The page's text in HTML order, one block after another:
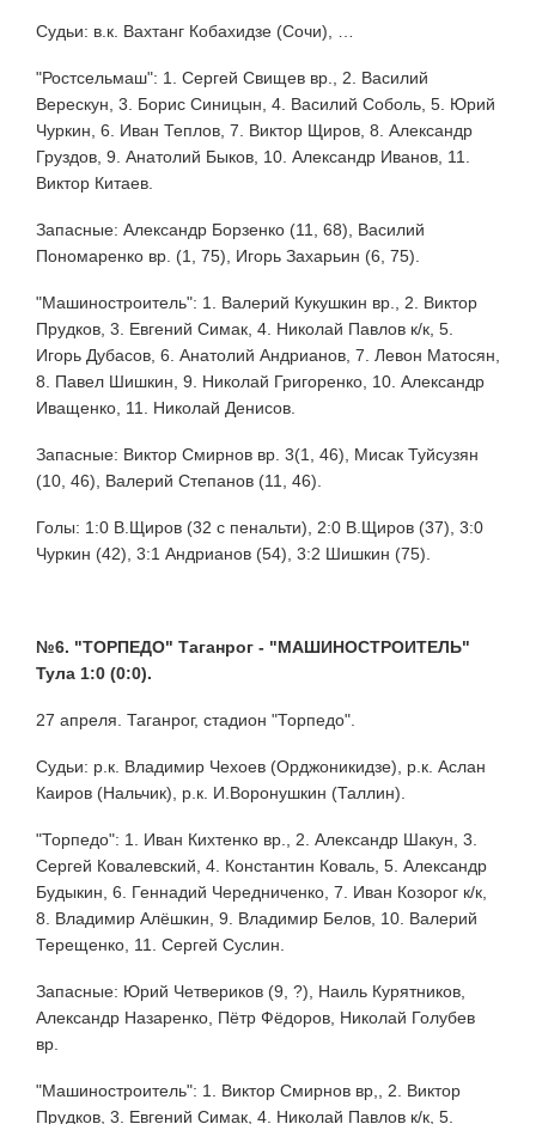
Судьи: в.к. Вахтанг Кобахидзе (Сочи), …
"Ростсельмаш": 1. Сергей Свищев вр., 2. Василий
Верескун, 3. Борис Синицын, 4. Василий Соболь, 5. Юрий
Чуркин, 6. Иван Теплов, 7. Виктор Щиров, 8. Александр
Груздов, 9. Анатолий Быков, 10. Александр Иванов, 11.
Виктор Китаев.
Запасные: Александр Борзенко (11, 68), Василий
Пономаренко вр. (1, 75), Игорь Захарьин (6, 75).
"Машиностроитель": 1. Валерий Кукушкин вр., 2. Виктор
Прудков, 3. Евгений Симак, 4. Николай Павлов к/к, 5.
Игорь Дубасов, 6. Анатолий Андрианов, 7. Левон Матосян,
8. Павел Шишкин, 9. Николай Григоренко, 10. Александр
Иващенко, 11. Николай Денисов.
Запасные: Виктор Смирнов вр. 3(1, 46), Мисак Туйсузян
(10, 46), Валерий Степанов (11, 46).
Голы: 1:0 В.Щиров (32 с пенальти), 2:0 В.Щиров (37), 3:0
Чуркин (42), 3:1 Андрианов (54), 3:2 Шишкин (75).
№6. "ТОРПЕДО" Таганрог - "МАШИНОСТРОИТЕЛЬ"
Тула 1:0 (0:0).
27 апреля. Таганрог, стадион "Торпедо".
Судьи: р.к. Владимир Чехоев (Орджоникидзе), р.к. Аслан
Каиров (Нальчик), р.к. И.Воронушкин (Таллин).
"Торпедо": 1. Иван Кихтенко вр., 2. Александр Шакун, 3.
Сергей Ковалевский, 4. Константин Коваль, 5. Александр
Будыкин, 6. Геннадий Чередниченко, 7. Иван Козорог к/к,
8. Владимир Алёшкин, 9. Владимир Белов, 10. Валерий
Терещенко, 11. Сергей Суслин.
Запасные: Юрий Четвериков (9, ?), Наиль Курятников,
Александр Назаренко, Пётр Фёдоров, Николай Голубев
вр.
"Машиностроитель": 1. Виктор Смирнов вр,, 2. Виктор
Прудков, 3. Евгений Симак, 4. Николай Павлов к/к, 5.